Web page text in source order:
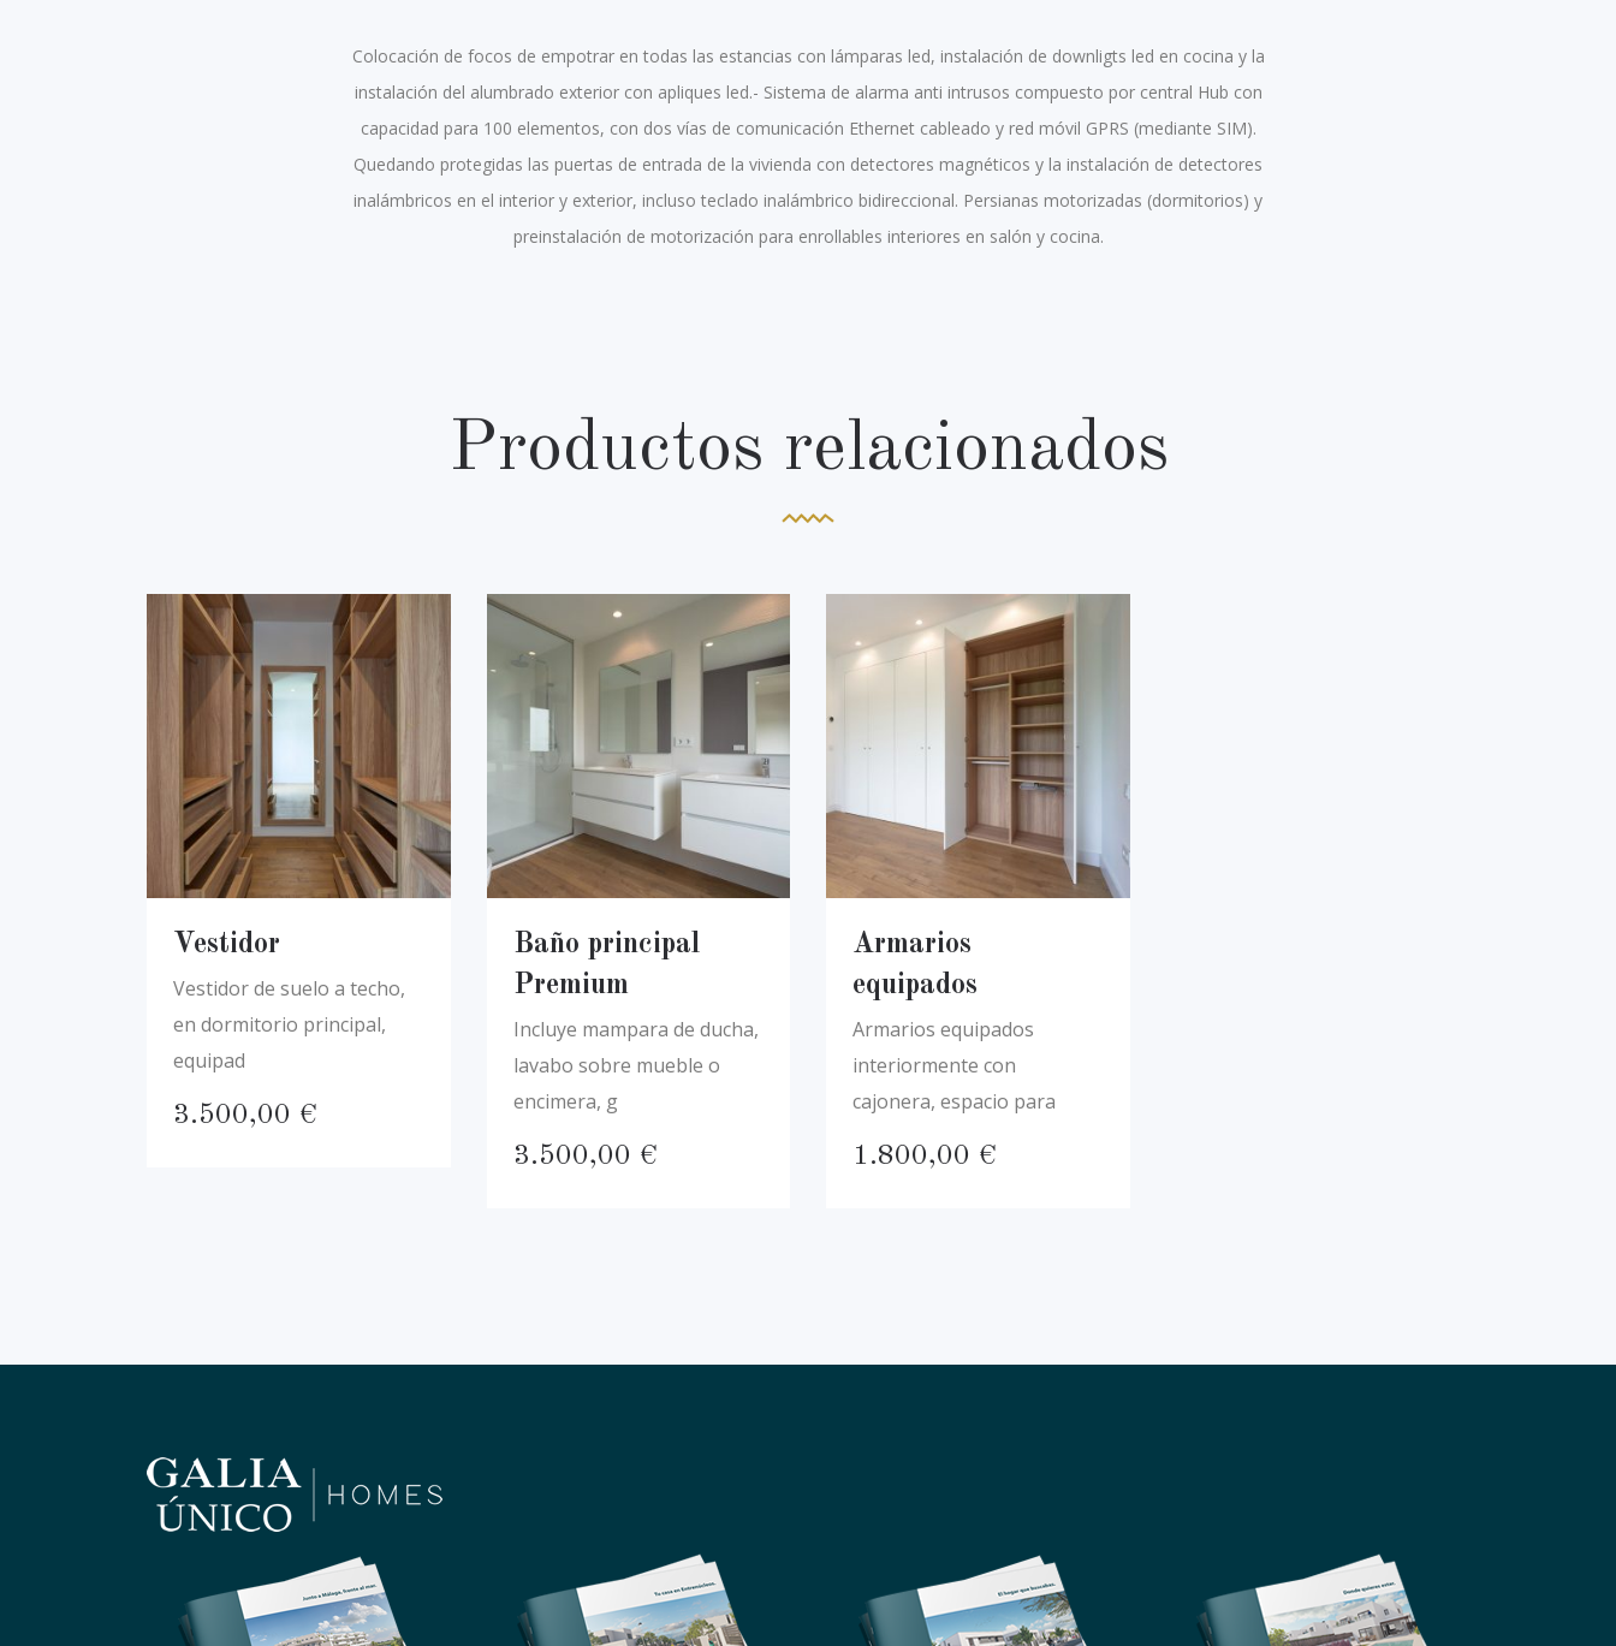
Colocación de focos de empotrar en todas las estancias con lámparas led, instalación de downligts led en cocina y la
instalación del alumbrado exterior con apliques led.- Sistema de alarma anti intrusos compuesto por central Hub con
capacidad para 100 elementos, con dos vías de comunicación Ethernet cableado y red móvil GPRS (mediante SIM).
Quedando protegidas las puertas de entrada de la vivienda con detectores magnéticos y la instalación de detectores
inalámbricos en el interior y exterior, incluso teclado inalámbrico bidireccional. Persianas motorizadas (dormitorios) y
preinstalación de motorización para enrollables interiores en salón y cocina.
Productos relacionados
Vestidor
Vestidor de suelo a techo,
en dormitorio principal,
equipad
3.500,00 €
Baño principal
Premium
Incluye mampara de ducha,
lavabo sobre mueble o
encimera, g
3.500,00 €
Armarios
equipados
Armarios equipados
interiormente con
cajonera, espacio para
1.800,00 €